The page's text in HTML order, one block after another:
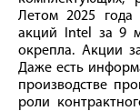
Летом 2025 года
акций Intel за 9
окрепла. Акции
Даже есть
производстве
роли